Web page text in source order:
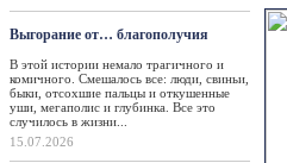
Выгорание от… благополучия
В этой истории немало трагичного и
комичного. Смешалось все: люди, свиньи,
быки, отсохшие пальцы и откушенные
уши, мегаполис и глубинка. Все это
случилось в жизни...
15.07.2026